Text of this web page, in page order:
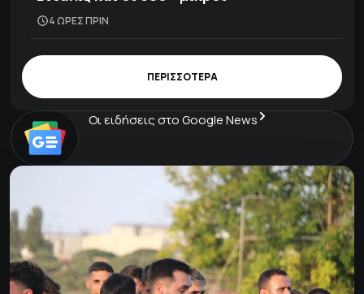
4 ΩΡΕΣ ΠΡΙΝ
ΠΕΡΙΣΣΟΤΕΡΑ
Οι ειδήσεις στο Google News